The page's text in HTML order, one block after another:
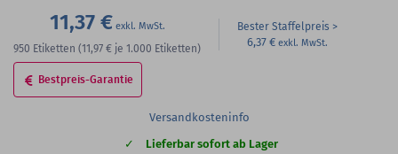
11,37 €
950 Etiketten (11,97 € je 1.000 Etiketten)
Bester Staffelpreis
6,37 €
Bestpreis-Garantie
Versandkosteninfo
Lieferbar sofort ab Lager